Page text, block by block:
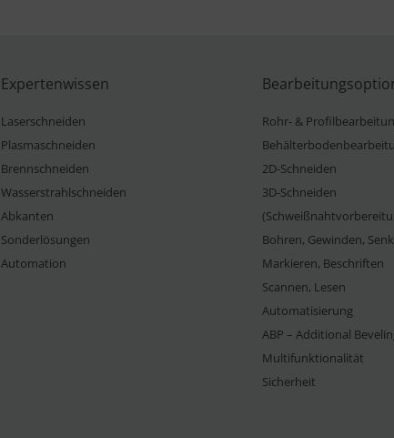
Expertenwissen
Laserschneiden
Plasmaschneiden
Brennschneiden
Wasserstrahlschneiden
Abkanten
Sonderlösungen
Automation
Rohr- &
2D-Schneiden
3D-Schneiden
Bohren, Gewinden,
Markieren, Beschriften
Scannen, Lesen
Automatisierung
ABP – Additional
Multifunktionalität
Sicherheit